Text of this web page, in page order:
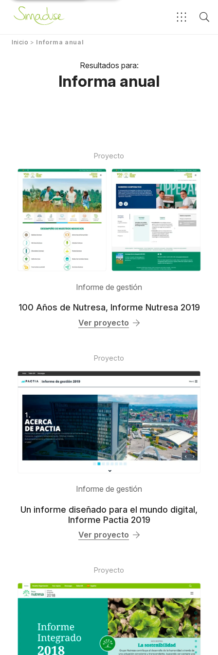
Inicio > Informa anual
Resultados para:
Informa anual
Proyecto
Informe de gestión
100 Años de Nutresa, Informe Nutresa 2019
Ver proyecto
Proyecto
Informe de gestión
Un informe diseñado para el mundo digital,
Informe Pactia 2019
Ver proyecto
Proyecto